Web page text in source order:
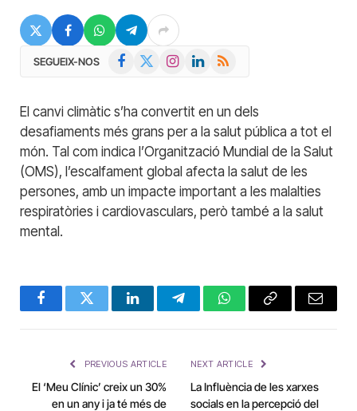
SEGUEIX-NOS Facebook InstagramLinkedIn
RSS
El canvi climàtic s’ha convertit en un dels
desafiaments més grans per a la salut pública a tot el
món. Tal com indica l’Organització Mundial de la Salut
(OMS), l’escalfament global afecta la salut de les
persones, amb un impacte important a les malalties
respiratòries i cardiovasculars, però també a la salut
mental.
FacebookTwitter LinkedInTelegramWhatsAppCopy
Email
PREVIOUS ARTICLE
El ‘Meu Clínic’ creix un 30%
en un any i ja té més de
NEXT ARTICLE
La Influència de les xarxes
socials en la percepció del